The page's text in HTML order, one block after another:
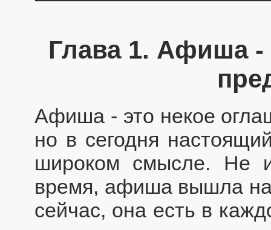
Глава 1. Афиша -
Афиша - это некое
но в сегодня
широком смысле. Не
время, афиша вышла на
сейчас, она есть в